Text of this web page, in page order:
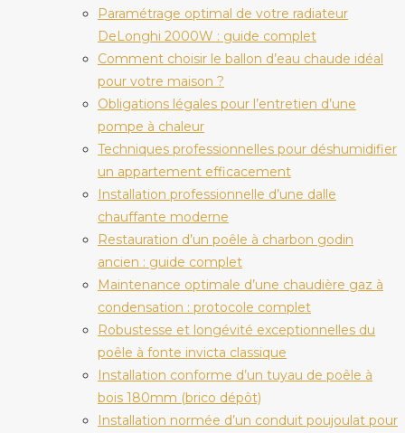
Paramétrage optimal de votre radiateur
DeLonghi 2000W : guide complet
Comment choisir le ballon d’eau chaude idéal
pour votre maison ?
Obligations légales pour l’entretien d’une
pompe à chaleur
Techniques professionnelles pour déshumidifier
un appartement efficacement
Installation professionnelle d’une dalle
chauffante moderne
Restauration d’un poêle à charbon godin
ancien : guide complet
Maintenance optimale d’une chaudière gaz à
condensation : protocole complet
Robustesse et longévité exceptionnelles du
poêle à fonte invicta classique
Installation conforme d’un tuyau de poêle à
bois 180mm (brico dépôt)
Installation normée d’un conduit poujoulat pour